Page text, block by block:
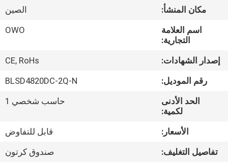
أشرطة
فيديو
حول
جولة
المعمل
مكان المنشأ:
الصين
اسم العلامة
التجارية:
OWO
إصدار الشهادات:
CE, RoHs
رقم الموديل:
BLSD4820DC-2Q-N
الحد الأدنى
لكمية:
حاسب شخصي 1
الأسعار:
قابل للتفاوض
تفاصيل التغليف:
صندوق كرتون